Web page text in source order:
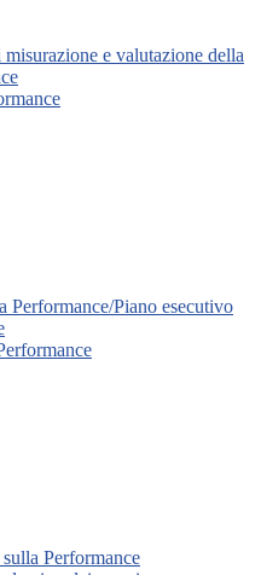
misurazione e valutazione della
Performance/Piano esecutivo
Performance